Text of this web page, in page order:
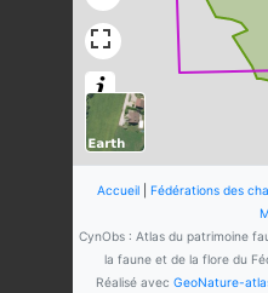
Vulpes
Dernière
Sus
Dernière
Accueil| Fédérations des
CynObs : Atlas du patrimoine
la faune et de la flore du
Réalisé avec GeoNature-